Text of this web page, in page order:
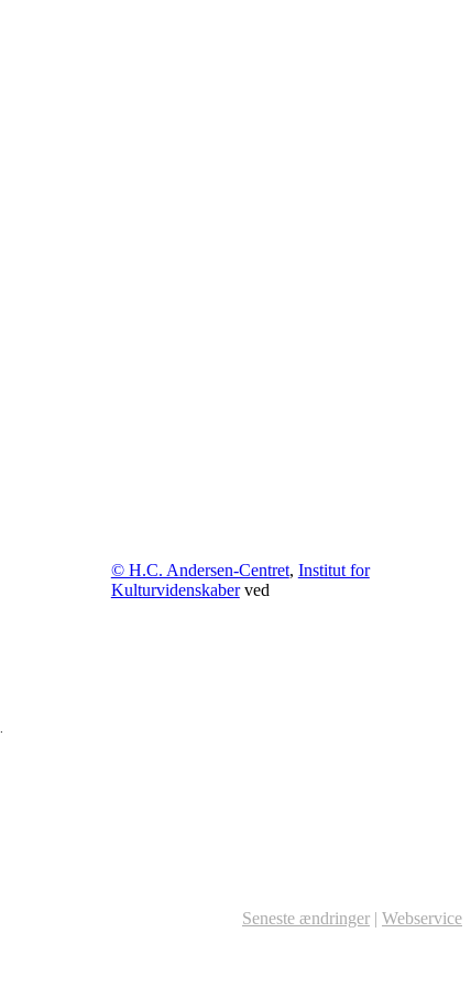
© H.C. Andersen-Centret, Institut for
Kulturvidenskaberved
Seneste ændringer | Webservice